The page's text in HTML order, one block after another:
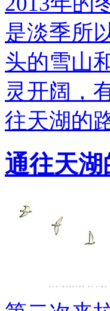
是淡季所
头的雪山
灵开阔，
往天湖的路
通往天湖